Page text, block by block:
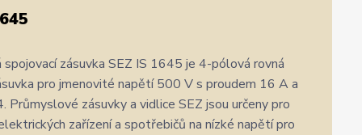
zásuvka SEZ IS 1645 je 4-pólová rovná
pro jmenovité napětí 500 V s proudem 16 A a
Průmyslové zásuvky a vidlice SEZ jsou určeny pro
zařízení a spotřebičů na nízké napětí pro